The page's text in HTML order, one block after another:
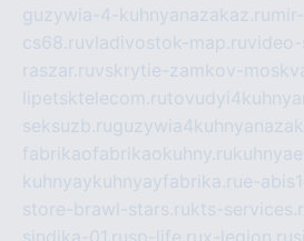
guzywia-4-kuhnyanazakaz.ru
cs68.ruvladivostok-map.ruvideo-
raszar.ruvskrytie-zamkov-
lipetsktelecom.ru
seksuzb.ru
fabrikaofabrikaokuhny.ru
kuhnyaykuhnyayfabrika.rue-
store-brawl-stars.rukts-